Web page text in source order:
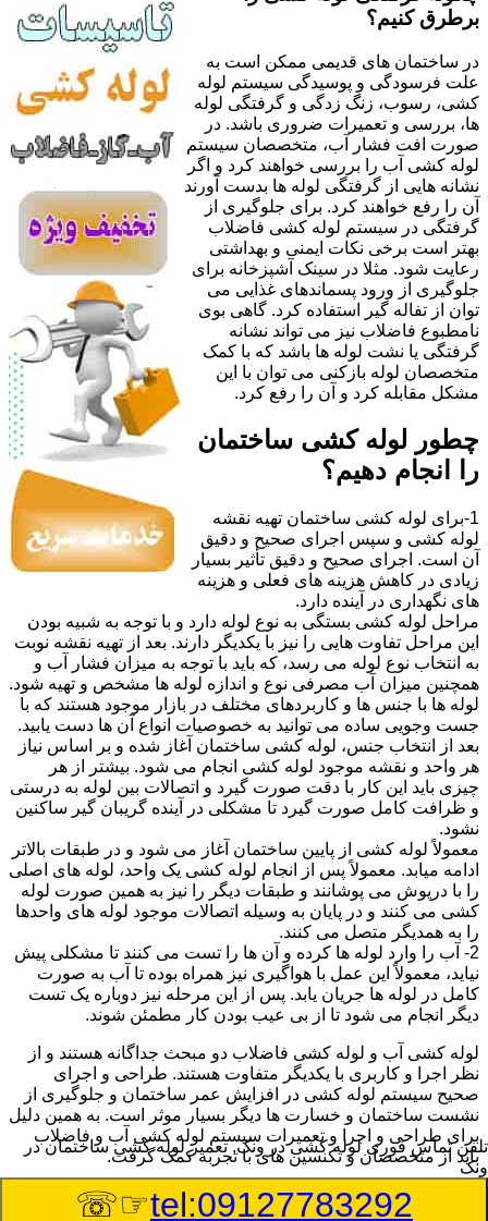
برطرق کنیم؟
در ساختمان های قدیمی ممکن است به
علت فرسودگی و پوسیدگی سیستم لوله
کشی، رسوب، زنگ زدگی و گرفتگی لوله
ها، بررسی و تعمیرات ضروری باشد. در
صورت افت فشار آب، متخصصان سیستم
لوله کشی آب را بررسی خواهند کرد و اگر
نشانه هایی از گرفتگی لوله ها بدست آورند
آن را رفع خواهند کرد. برای جلوگیری از
گرفتگی در سیستم لوله کشی فاضلاب
بهتر است برخی نکات ایمنی و بهداشتی
رعایت شود. مثلا در سینک آشپزخانه برای
جلوگیری از ورود پسماندهای غذایی می
توان از تفاله گیر استفاده کرد. گاهی بوی
نامطبوع فاضلاب نیز می تواند نشانه
گرفتگی یا نشت لوله ها باشد که با کمک
متخصصان لوله بازکنی می توان با این
مشکل مقابله کرد و آن را رفع کرد.
چطور لوله کشی ساختمان
را انجام دهیم؟
1-برای لوله کشی ساختمان تهیه نقشه
لوله کشی و سپس اجرای صحیح و دقیق
آن است. اجرای صحیح و دقیق تأثیر بسیار
زیادی در کاهش هزینه های فعلی و هزینه
های نگهداری در آینده دارد.
مراحل لوله کشی بستگی به نوع لوله دارد و با توجه به شبیه بودن
این مراحل تفاوت هایی را نیز با یکدیگر دارند. بعد از تهیه نقشه نوبت
به انتخاب نوع لوله می رسد، که باید با توجه به میزان فشار آب و
همچنین میزان آب مصرفی نوع و اندازه لوله ها مشخص و تهیه شود.
لوله ها با جنس ها و کاربردهای مختلف در بازار موجود هستند که با
جست وجویی ساده می توانید به خصوصیات انواع آن ها دست یابید.
بعد از انتخاب جنس، لوله کشی ساختمان آغاز شده و بر اساس نیاز
هر واحد و نقشه موجود لوله کشی انجام می شود. بیشتر از هر
چیزی باید این کار با دقت صورت گیرد و اتصالات بین لوله به درستی
و ظرافت کامل صورت گیرد تا مشکلی در آینده گریبان گیر ساکنین
نشود.
معمولاً لوله کشی از پایین ساختمان آغاز می شود و در طبقات بالاتر
ادامه میابد. معمولاً پس از انجام لوله کشی یک واحد، لوله های اصلی
را با درپوش می پوشانند و طبقات دیگر را نیز به همین صورت لوله
کشی می کنند و در پایان به وسیله اتصالات موجود لوله های واحدها
را به همدیگر متصل می کنند.
2- آب را وارد لوله ها کرده و آن ها را تست می کنند تا مشکلی پیش
نیاید، معمولاً این عمل با هواگیری نیز همراه بوده تا آب به صورت
کامل در لوله ها جریان یابد. پس از این مرحله نیز دوباره یک تست
دیگر انجام می شود تا از بی عیب بودن کار مطمئن شوند.
لوله کشی آب و لوله کشی فاضلاب دو مبحث جداگانه هستند و از
نظر اجرا و کاربری با یکدیگر متفاوت هستند. طراحی و اجرای
صحیح سیستم لوله کشی در افزایش عمر ساختمان و جلوگیری از
نشست ساختمان و خسارت ها دیگر بسیار موثر است. به همین دلیل
برای طراحی و اجرا و تعمیرات سیستم لوله کشی آب و فاضلاب
باید از متخصصان و تکنسین های با تجربه کمک گرفت.
8/10/2026 10:27:56 PM
:Published Date
تلفن تماس فوریلوله کشی در ونک, تعمیر لوله کشی ساختمان در
ونک
tel:09127783292
☞☏